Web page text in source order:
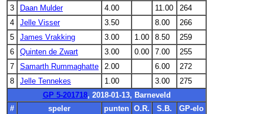
3
Daan Mulder 4.00 11.00
264
4
Jelle Visser 3.50 8.00
266
5
James Vrakking 3.00 1.00 8.50
259
6
Quinten de Zwart 3.00 0.00 7.00
255
7
Samarth Rummaghatte 2.00 6.00
272
8
Jelle Tennekes 1.00 3.00
275
GP 5-201718, 2018-01-13, Barneveld
#
speler punten O.R. S.B.
GP-elo